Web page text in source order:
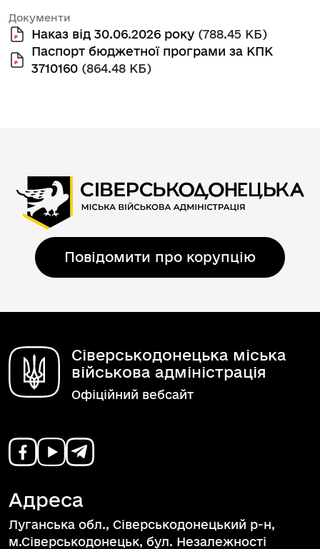
Документи
Наказ від 30.06.2026 року (788.45 КБ)
Паспорт бюджетної програми за КПК
3710160 (864.48 КБ)
Повідомити про корупцію
Сіверськодонецька міська
військова адміністрація
Офіційний вебсайт
Адреса
Луганська обл., Сіверськодонецький р-н,
м.Сіверськодонецьк, бул. Незалежності